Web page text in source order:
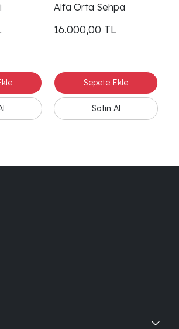
Alfa Orta Sehpa
16.000,00 TL